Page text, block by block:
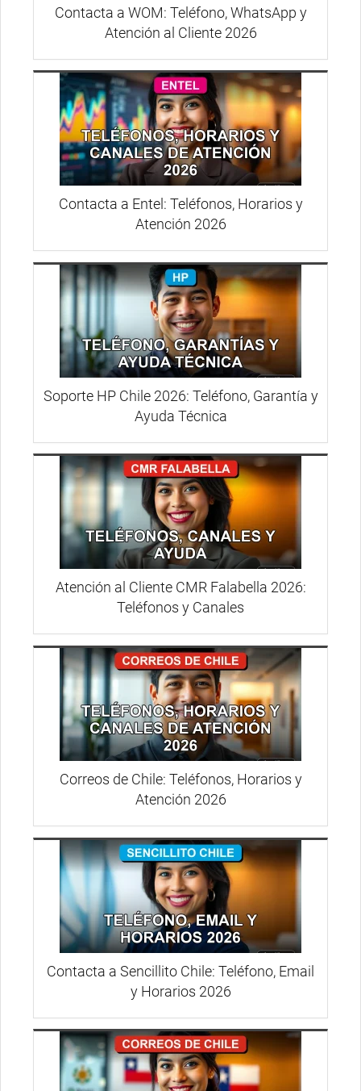
Contacta a WOM: Teléfono, WhatsApp y
Atención al Cliente 2026
Contacta a Entel: Teléfonos, Horarios y
Atención 2026
Soporte HP Chile 2026: Teléfono, Garantía y
Ayuda Técnica
Atención al Cliente CMR Falabella 2026:
Teléfonos y Canales
Correos de Chile: Teléfonos, Horarios y
Atención 2026
Contacta a Sencillito Chile: Teléfono, Email
y Horarios 2026